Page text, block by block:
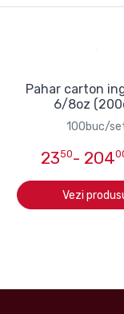
Pahar carton
6/8oz
100buc/
2350- 204
Vezi